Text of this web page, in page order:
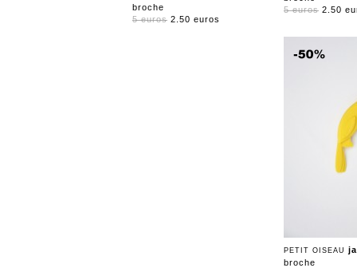
broche
5 euros 2.50 euros
5 euros 2.50
PETIT OISEAU
broche